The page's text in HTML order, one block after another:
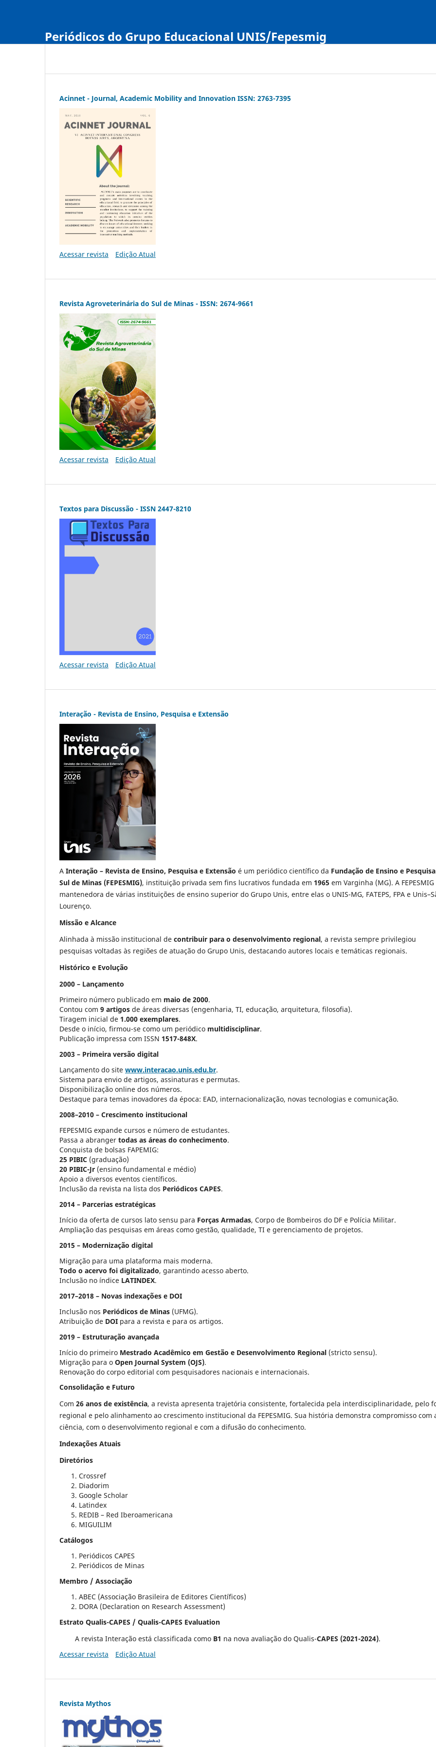
Periódicos do Grupo Educacional UNIS/Fepesmig
Acinnet - Journal, Academic Mobility and Innovation ISSN: 2763-7395
Acessar revista Edição Atual
Revista Agroveterinária do Sul de Minas - ISSN: 2674-9661
Acessar revista Edição Atual
Textos para Discussão - ISSN 2447-8210
Acessar revista Edição Atual
Interação - Revista de Ensino, Pesquisa e Extensão
A Interação – Revista de Ensino, Pesquisa e Extensão é um periódico científico da Fundação de Ensino e
Sul de Minas (FEPESMIG), instituição privada sem fins lucrativos fundada em 1965 em Varginha (MG). A FEPESMIG
mantenedora de várias instituições de ensino superior do Grupo Unis, entre elas o UNIS-MG, FATEPS, FPA e
Lourenço.
Missão e Alcance
Alinhada à missão institucional de contribuir para o desenvolvimento regional, a revista sempre privilegiou
pesquisas voltadas às regiões de atuação do Grupo Unis, destacando autores locais e temáticas regionais.
Histórico e Evolução
2000 – Lançamento
Primeiro número publicado em maio de 2000.
Contou com 9 artigos de áreas diversas (engenharia, TI, educação, arquitetura, filosofia).
Tiragem inicial de 1.000 exemplares.
Desde o início, firmou-se como um periódico multidisciplinar.
Publicação impressa com ISSN 1517-848X.
2003 – Primeira versão digital
Lançamento do site www.interacao.unis.edu.br.
Sistema para envio de artigos, assinaturas e permutas.
Disponibilização online dos números.
Destaque para temas inovadores da época: EAD, internacionalização, novas tecnologias e comunicação.
2008–2010 – Crescimento institucional
FEPESMIG expande cursos e número de estudantes.
Passa a abranger todas as áreas do conhecimento.
Conquista de bolsas FAPEMIG:
25 PIBIC (graduação)
20 PIBIC-Jr (ensino fundamental e médio)
Apoio a diversos eventos científicos.
Inclusão da revista na lista dos Periódicos CAPES.
2014 – Parcerias estratégicas
Início da oferta de cursos lato sensu para Forças Armadas, Corpo de Bombeiros do DF e Polícia Militar.
Ampliação das pesquisas em áreas como gestão, qualidade, TI e gerenciamento de projetos.
2015 – Modernização digital
Migração para uma plataforma mais moderna.
Todo o acervo foi digitalizado, garantindo acesso aberto.
Inclusão no índice LATINDEX.
2017–2018 – Novas indexações e DOI
Inclusão nos Periódicos de Minas (UFMG).
Atribuição de DOI para a revista e para os artigos.
2019 – Estruturação avançada
Início do primeiro Mestrado Acadêmico em Gestão e Desenvolvimento Regional (stricto sensu).
Migração para o Open Journal System (OJS).
Renovação do corpo editorial com pesquisadores nacionais e internacionais.
Consolidação e Futuro
Com 26 anos de existência, a revista apresenta trajetória consistente, fortalecida pela interdisciplinaridade, pelo
regional e pelo alinhamento ao crescimento institucional da FEPESMIG. Sua história demonstra compromisso com
ciência, com o desenvolvimento regional e com a difusão do conhecimento.
Indexações Atuais
Diretórios
Crossref
Diadorim
Google Scholar
Latindex
REDIB – Red Iberoamericana
MIGUILIM
Catálogos
Periódicos CAPES
Periódicos de Minas
Membro / Associação
ABEC (Associação Brasileira de Editores Científicos)
DORA (Declaration on Research Assessment)
Estrato Qualis-CAPES / Qualis-CAPES Evaluation
A revista Interação está classificada como B1 na nova avaliação do Qualis-CAPES (2021-2024).
Acessar revista
Edição Atual
Revista Mythos